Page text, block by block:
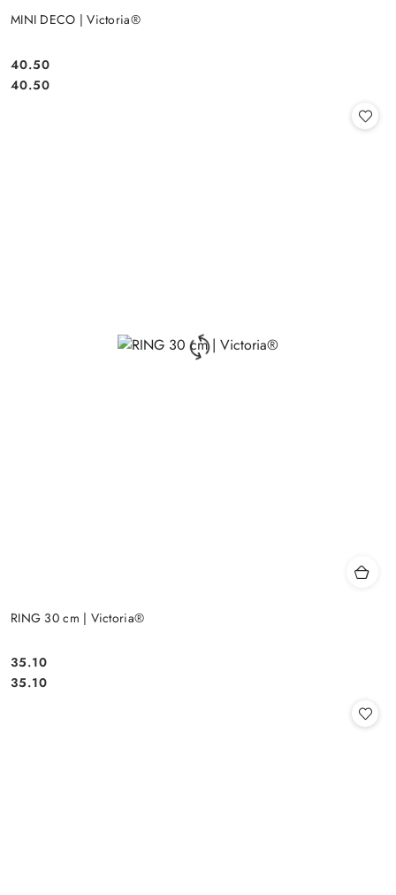
MINI DECO | Victoria®
Cena:
40.50
Cena:
40.50
RING 30 cm | Victoria®
Cena:
35.10
Cena:
35.10